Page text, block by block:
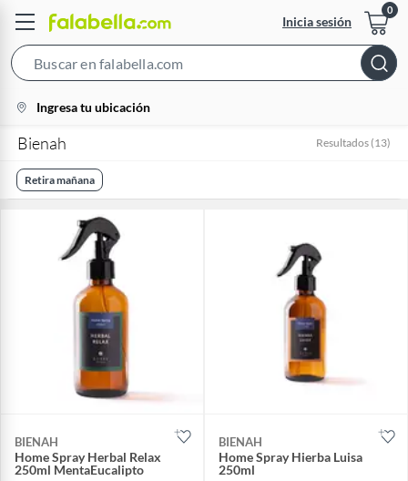
Inicia sesión
Bar
location-
icon
Ingresa tu ubicación
Bienah Resultados (13)
Retira mañana
BIENAH
Home Spray Herbal Relax
250ml MentaEucalipto
BIENAH
Home Spray Hierba Luisa
250ml